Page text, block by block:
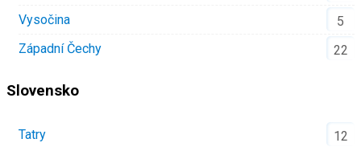
Vysočina
5
Západní Čechy
22
Slovensko
Tatry
12